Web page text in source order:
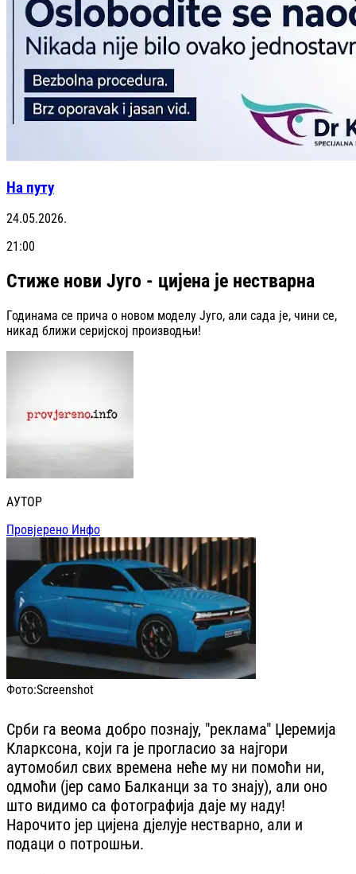
На путу
24.05.2026.
21:00
Стиже нови Југо - цијена је нестварна
Годинама се прича о новом моделу Југо, али сада је, чини се,
никад ближи серијској производњи!
АУТОР
Провјерено Инфо
Фото:Screenshot
Срби га веома добро познају, "реклама" Џеремија
Кларксона, који га је прогласио за најгори
аутомобил свих времена неће му ни помоћи ни,
одмоћи (јер само Балканци за то знају), али оно
што видимо са фотографија даје му наду!
Нарочито јер цијена дјелује нестварно, али и
подаци о потрошњи.